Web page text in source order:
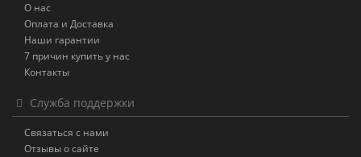
О нас
Оплата и Доставка
Наши гарантии
7 причин купить у нас
Контакты
Служба поддержки
Связаться с нами
Отзывы о сайте